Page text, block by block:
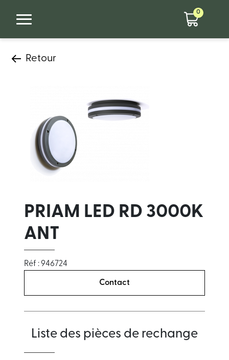
0
Retour
PRIAM LED RD 3000K
ANT
Réf : 946724
Contact
Liste des pièces de rechange